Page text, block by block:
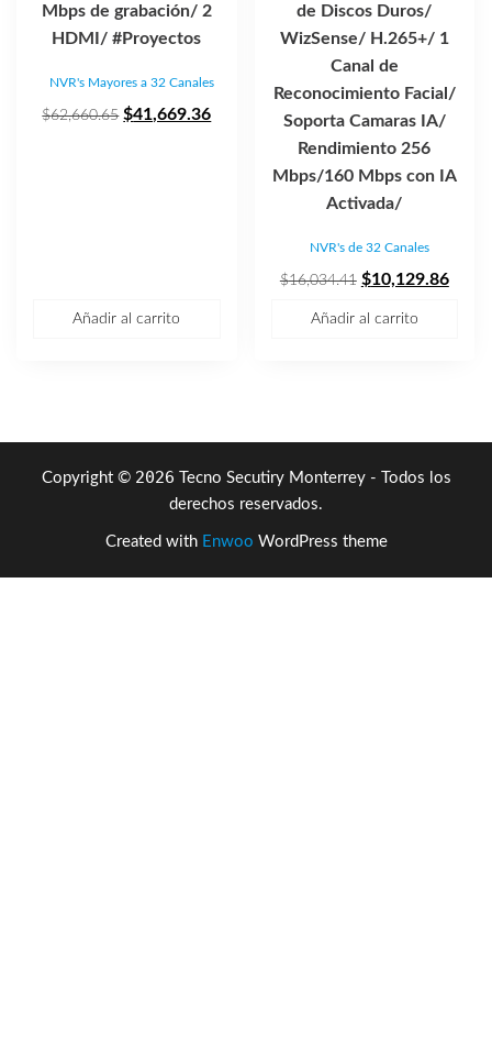
Mbps de grabación/ 2
HDMI/ #Proyectos
NVR's Mayores a 32 Canales
$62,660.65 El
$41,669.36El
Añadir al carrito
de Discos Duros/
WizSense/ H.265+/ 1
Canal de
Reconocimiento Facial/
Soporta Camaras IA/
Rendimiento 256
Mbps/160 Mbps con IA
Activada/
NVR's de 32 Canales
$16,034.41 El
$10,129.86El
Añadir al carrito
Copyright © 2026 Tecno Secutiry Monterrey - Todos los
derechos reservados.
Created with Enwoo WordPress theme